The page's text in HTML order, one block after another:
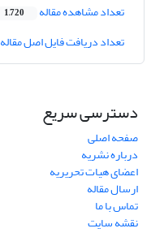
تعداد مشاهده مقاله 1,720
تعداد دریافت فایل اصل مقاله
دسترسی سریع
صفحه اصلی
درباره نشریه
اعضای هیات تحریریه
ارسال مقاله
تماس با ما
نقشه سایت